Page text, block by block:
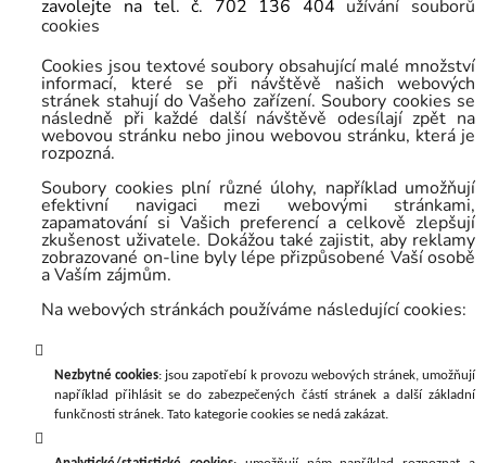
zavolejte na tel. č. 702 136 404 užívání souborů
cookies
Cookies jsou textové soubory obsahující malé množství
informací, které se při návštěvě našich webových
stránek stahují do Vašeho zařízení. Soubory cookies se
následně při každé další návštěvě odesílají zpět na
webovou stránku nebo jinou webovou stránku, která je
rozpozná.
Soubory cookies plní různé úlohy, například umožňují
efektivní navigaci mezi webovými stránkami,
zapamatování si Vašich preferencí a celkově zlepšují
zkušenost uživatele. Dokážou také zajistit, aby reklamy
zobrazované on-line byly lépe přizpůsobené Vaší osobě
a Vaším zájmům.
Na webových stránkách používáme následující cookies:
Nezbytné cookies: jsou zapotřebí k provozu webových stránek, umožňují
například přihlásit se do zabezpečených částí stránek a další základní
funkčnosti stránek. Tato kategorie cookies se nedá zakázat.